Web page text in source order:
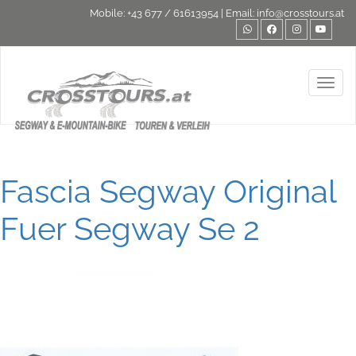
Mobile: +43 677 / 61613954 | Email: info@crosstours.at
Fascia Segway Original
Fuer Segway Se 2